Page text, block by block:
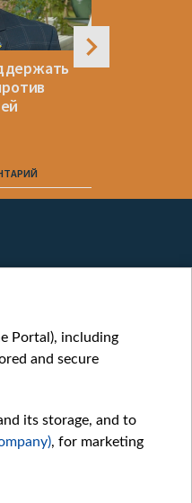
Portal), including
and secure
its storage, and to
, for marketing